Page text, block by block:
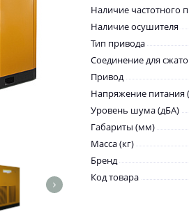
Наличие частотного
Наличие осушителя
Тип привода
Соединение для
Привод
Напряжение питания
Уровень шума (дБА)
Габариты (мм)
Масса (кг)
Бренд
Код товара